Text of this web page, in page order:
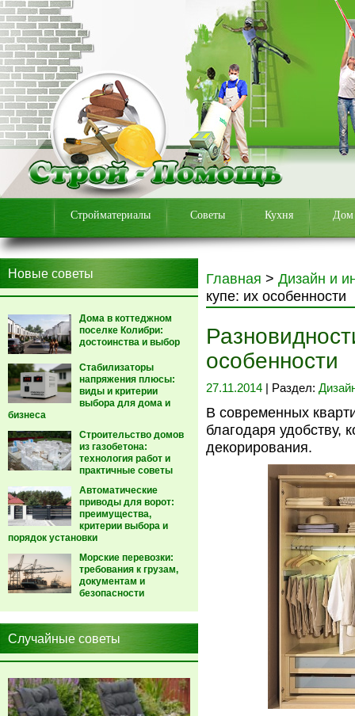
Стройматериалы Советы Кухня Дом
Новые советы
Дома в коттеджном
поселке Колибри:
достоинства и выбор
Стабилизаторы
напряжения плюсы:
виды и критерии
выбора для дома и
бизнеса
Строительство домов
из газобетона:
технология работ и
практичные советы
Автоматические
приводы для ворот:
преимущества,
критерии выбора и
порядок установки
Морские перевозки:
требования к грузам,
документам и
безопасности
Случайные советы
Главная > Дизайн и
купе: их особенности
особенности
27.11.2014 | Раздел:
В современных
благодаря удобству,
декорирования.